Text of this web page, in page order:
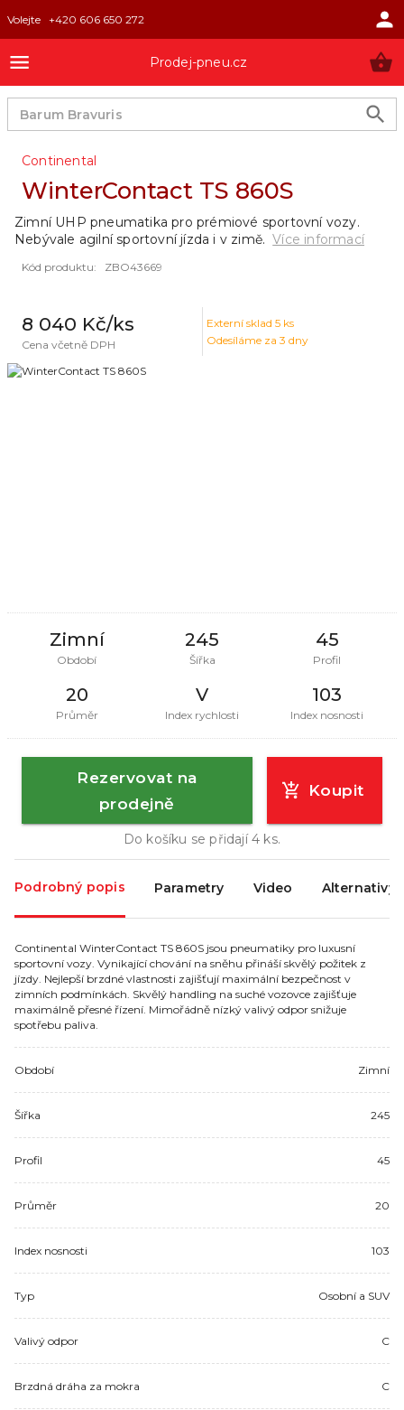
Volejte +420 606 650 272
Prodej-pneu.cz
Continental
WinterContact TS 860S
Kód produktu: ZBO43669
8 040 Kč/ks
Cena včetně DPH
Externí sklad 5 ks
Odesíláme za 3 dny
Zimní
Období
245
Šířka
45
Profil
20
Průměr
V
Index rychlosti
103
Index nosnosti
Zimní UHP pneumatika pro prémiové sportovní vozy.
Nebývale agilní sportovní jízda i v zimě. Více informací
Rezervovat na
prodejně
Koupit
Do košíku se přidají4 ks.
Podrobný popis Parametry Video Alternativy
Continental WinterContact TS 860S jsou pneumatiky pro luxusní
sportovní vozy. Vynikající chování na sněhu přináší skvělý požitek z
jízdy. Nejlepší brzdné vlastnosti zajišťují maximální bezpečnost v
zimních podmínkách. Skvělý handling na suché vozovce zajišťuje
maximálně přesné řízení. Mimořádně nízký valivý odpor snižuje
spotřebu paliva.
Období Zimní
Šířka 245
Profil 45
Průměr 20
Index nosnosti 103
Typ Osobní a SUV
Valivý odpor C
Brzdná dráha za mokra C